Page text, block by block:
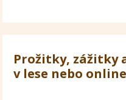
Prožitky, zážitky
v lese nebo